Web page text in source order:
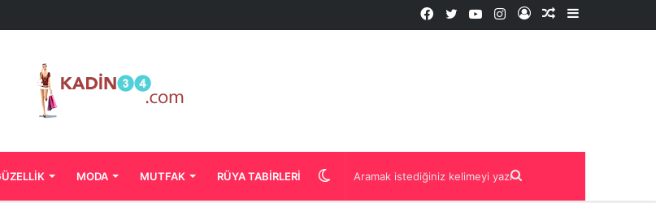
Kenar
Rastgele
Kayıt
Instagram
YouTube
Twitter
Facebook
MODA MUTFAK RÜYA TABIRLERI Aramak